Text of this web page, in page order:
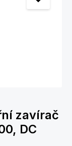
zavírač
DC